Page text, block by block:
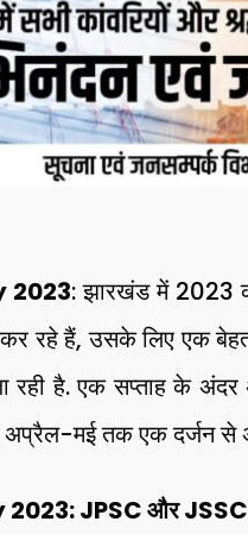
2023: झारखंड में 2023
कर रहे हैं, उसके लिए एक
रही है. एक सप्ताह के
मई तक एक दर्जन से
JPSC और JSSC